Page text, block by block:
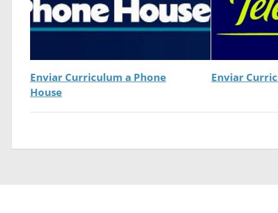
Enviar Curriculum a Phone
House
Enviar